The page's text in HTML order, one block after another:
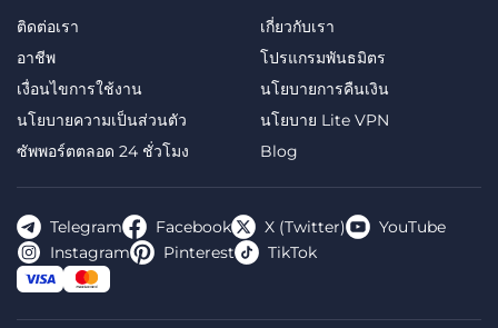
ติดต่อเรา
เกี่ยวกับเรา
อาชีพ
โปรแกรมพันธมิตร
เงื่อนไขการใช้งาน
นโยบายการคืนเงิน
นโยบายความเป็นส่วนตัว
นโยบาย Lite VPN
ซัพพอร์ตตลอด 24 ชั่วโมง
Blog
Telegram Facebook X (Twitter)
YouTube
Instagram
Pinterest TikTok